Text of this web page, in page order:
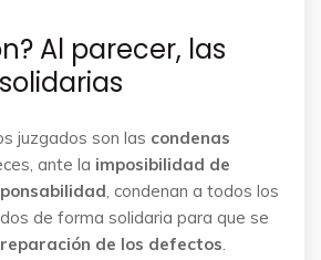
Al parecer, las
juzgados son las condenas
ante la imposibilidad de
, condenan a todos los
de forma solidaria para que se
reparación de los defectos.